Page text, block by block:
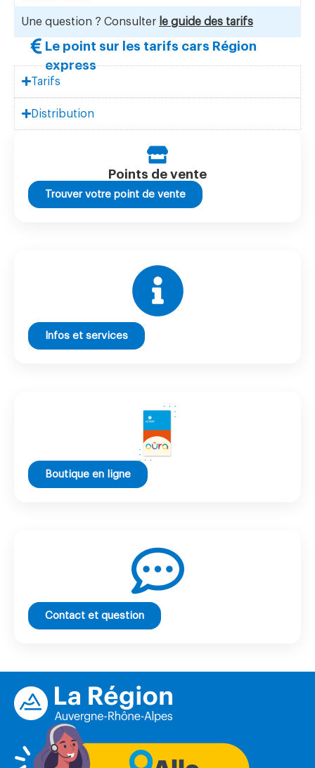
Une question ? Consulter le guide des tarifs
Le point sur les tarifs cars Région
express
Tarifs
Distribution
Points de vente
Trouver votre point de vente
Infos et services
Boutique en ligne
Contact et question